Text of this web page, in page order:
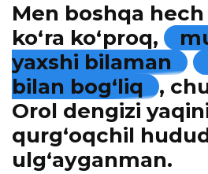
Men boshqa
ko‘ra ko‘proq,
yaxshi bilaman
bilan bog‘liq
,
Orol dengizi
qurg‘oqchil
ulg‘ayganman.